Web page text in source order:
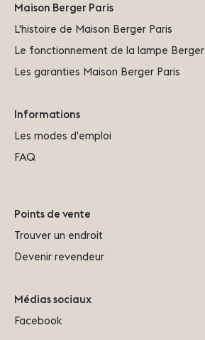
Maison Berger Paris
L'histoire de Maison Berger Paris
Le fonctionnement de la lampe Berger
Les garanties Maison Berger Paris
Informations
Les modes d'emploi
FAQ
Points de vente
Trouver un endroit
Devenir revendeur
Médias sociaux
Facebook